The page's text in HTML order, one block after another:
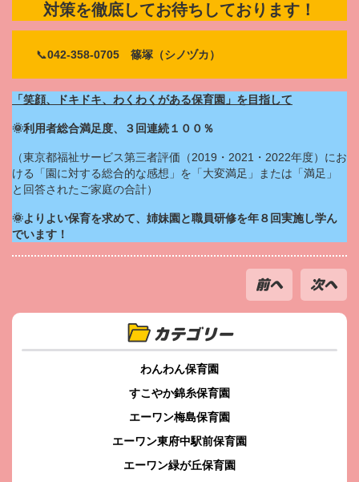
対策を徹底してお待ちしております！
📞042-358-0705 篠塚（シノヅカ）
「笑顔、ドキドキ、わくわくがある保育園」を目指して
🌞利用者総合満足度、３回連続１００％
（東京都福祉サービス第三者評価（2019・2021・2022年度）にお
ける「園に対する総合的な感想」を「大変満足」または「満足」
と回答されたご家庭の合計）
🌞よりよい保育を求めて、姉妹園と職員研修を年８回実施し学ん
でいます！
前へ 次へ
カテゴリー
わんわん保育園
すこやか錦糸保育園
エーワン梅島保育園
エーワン東府中駅前保育園
エーワン緑が丘保育園